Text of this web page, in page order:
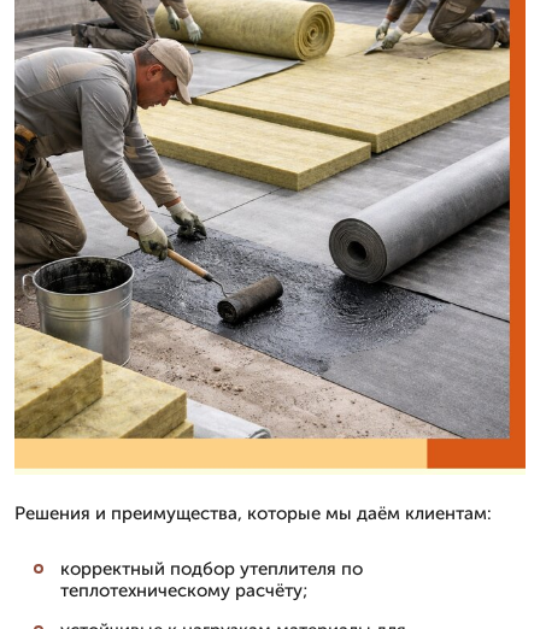
Решения и преимущества, которые мы даём клиентам:
корректный подбор утеплителя по
теплотехническому расчёту;